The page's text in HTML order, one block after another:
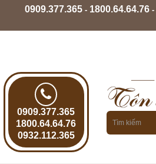
0909.377.365- 1800.64.64.76-
0909.377.365
1800.64.64.76
0932.112.365